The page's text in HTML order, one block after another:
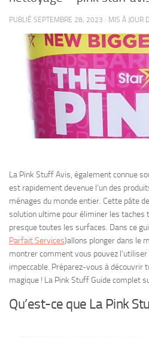
PUBLIÉ SEPTEMBRE 28, 2023 · MIS À JOUR
La Pink Stuff Avis, également connue
est rapidement devenue l’un des
ménages du monde entier. Cette pâte
solution ultime pour éliminer les taches
presque toutes les surfaces. Dans ce
Parfait Services)allons plonger dans le
montrer comment vous pouvez
impeccable. Préparez-vous à découvrir
magique ! La Pink Stuff Guide complet
Qu’est-ce que La Pink